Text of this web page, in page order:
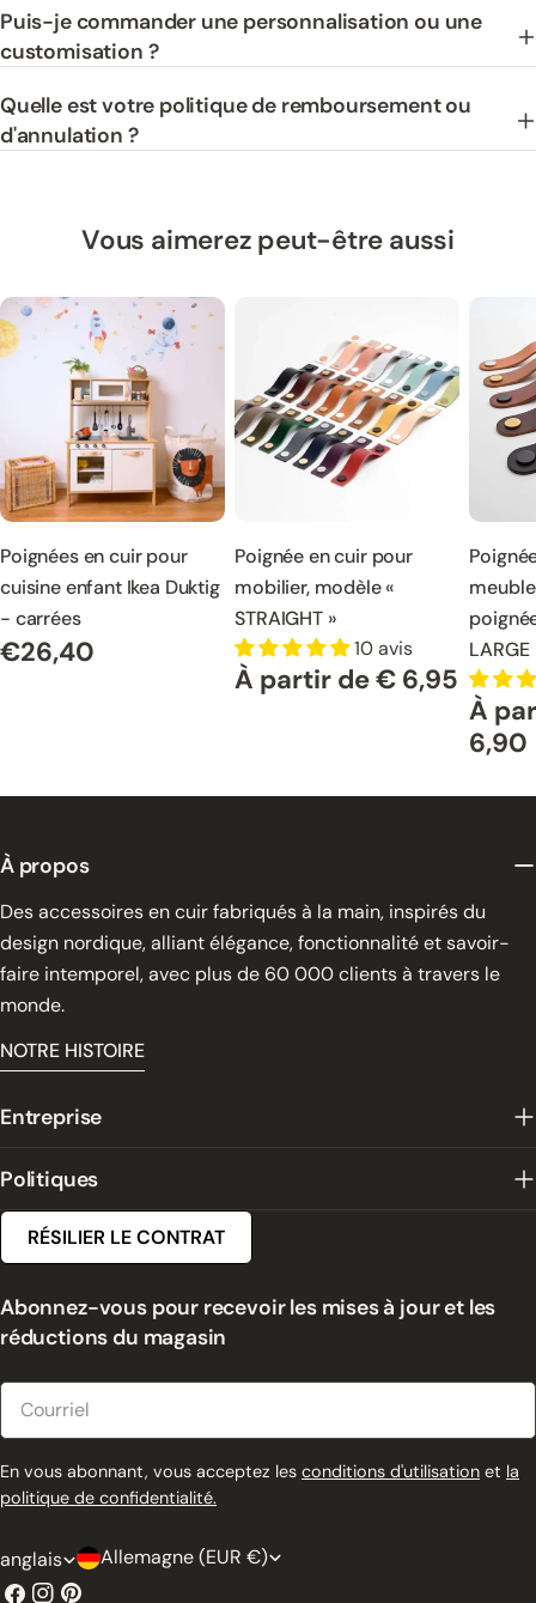
Puis-je commander une personnalisation ou une
customisation ?
Quelle est votre politique de remboursement ou
d'annulation ?
Vous aimerez peut-être aussi
Poignées en cuir pour
cuisine enfant Ikea Duktig
- carrées
Prix
€26,40
Poignée en cuir pour
mobilier, modèle «
STRAIGHT »
10 avis
Prix
À partir de € 6,95
LARGE
Prix
normal
À
6,90
À propos
Des accessoires en cuir fabriqués à la main, inspirés du
design nordique, alliant élégance, fonctionnalité et savoir-
faire intemporel, avec plus de 60 000 clients à travers le
monde.
NOTRE HISTOIRE
Entreprise
Politiques
Abonnez-vous pour recevoir les mises à jour et les
réductions du magasin
En vous abonnant, vous acceptez les conditions d'utilisation et la
politique de confidentialité.
RÉSILIER LE CONTRAT
L
anglais P
Allemagne (EUR €)
Facebook
Instagram
Pinterest